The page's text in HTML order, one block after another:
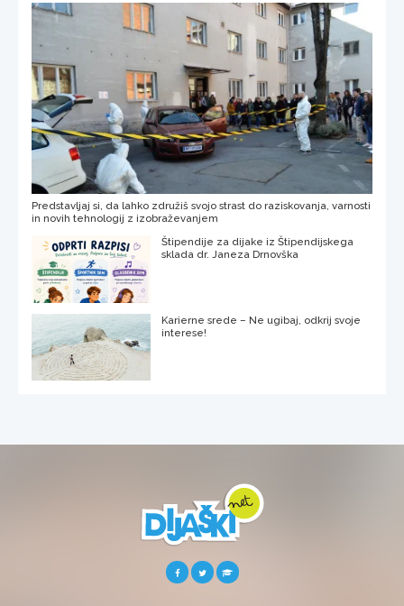
Predstavljaj si, da lahko združiš svojo strast do raziskovanja, varnosti
in novih tehnologij z izobraževanjem
Štipendije za dijake iz Štipendijskega
sklada dr. Janeza Drnovška
Karierne srede – Ne ugibaj, odkrij svoje
interese!